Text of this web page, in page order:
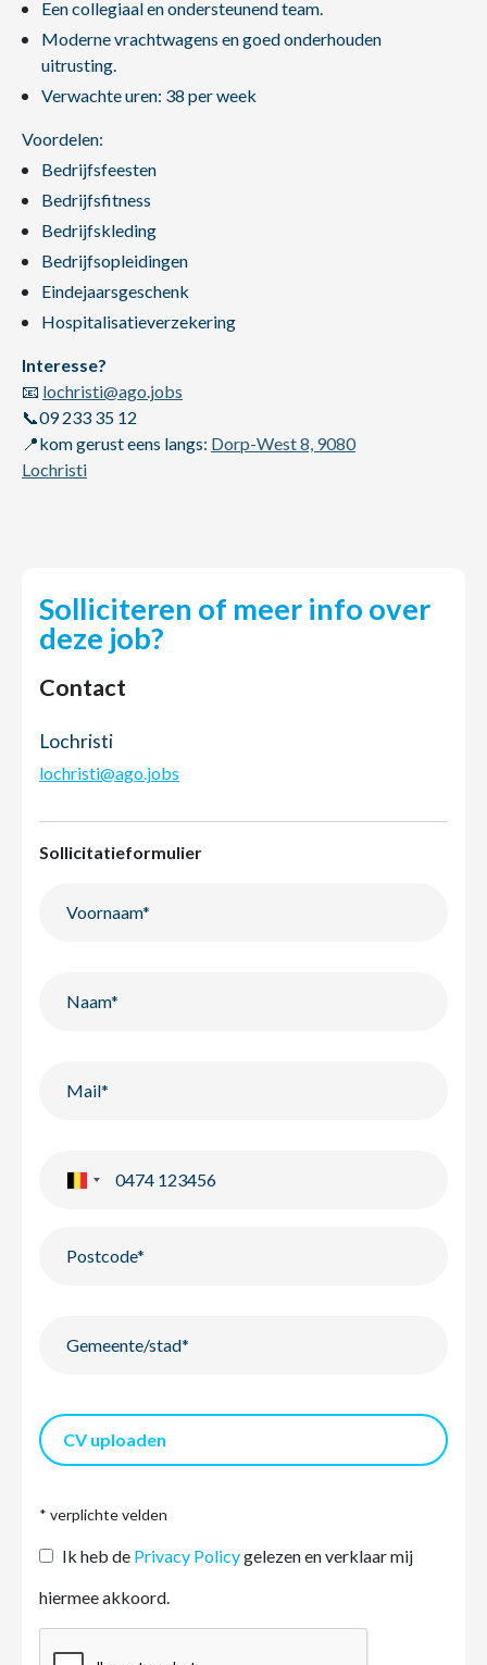
Een collegiaal en ondersteunend team.
Moderne vrachtwagens en goed onderhouden
uitrusting.
Verwachte uren: 38 per week
Voordelen:
Bedrijfsfeesten
Bedrijfsfitness
Bedrijfskleding
Bedrijfsopleidingen
Eindejaarsgeschenk
Hospitalisatieverzekering
Interesse?
📧 lochristi@ago.jobs
📞09 233 35 12
📍kom gerust eens langs: Dorp-West 8, 9080
Lochristi
Solliciteren of meer info over
deze job?
Contact
Lochristi
lochristi@ago.jobs
Sollicitatieformulier
CV uploaden
* verplichte velden
Ik heb de Privacy Policygelezen en verklaar mij
hiermee akkoord.